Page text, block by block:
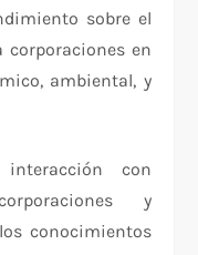
sobre el
en
ambiental, y
con
y
conocimientos